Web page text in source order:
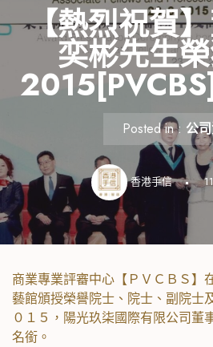
【熱烈祝賀
奕彬先生
Posted in : 公
香港手信
商業專業評審中心【ＰＶＣＢＳ】
藝館頒授榮譽院士、院士、副院士
０１５，陽光玖柒國際有限公司董
名銜。